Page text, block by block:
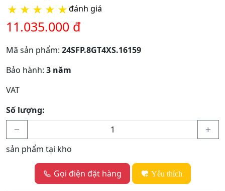
★ ★ ★ ★ ★đánh giá
11.035.000 đ
Mã sản phẩm: 24SFP.8GT4XS.16159
Bảo hành: 3 năm
VAT
Số lượng:
sản phẩm tại kho
Gọi điện đặt hàng Yêu thích